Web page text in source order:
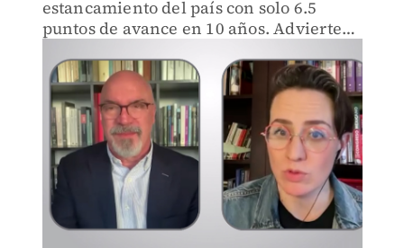
estancamiento del país con solo 6.5
puntos de avance en 10 años. Advierte
educación básica a nivel nacional.